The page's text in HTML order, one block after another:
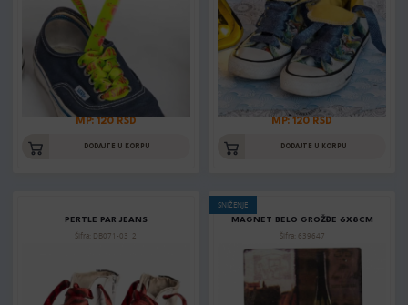
MP: 120 RSD
DODAJTE U KORPU
MP: 120 RSD
DODAJTE U KORPU
PERTLE PAR JEANS
Šifra: DB071-03_2
SNIŽENJE
MAGNET BELO GROŽĐE 6X8CM
Šifra: 639647